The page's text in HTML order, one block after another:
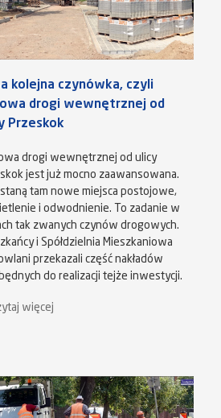
kolejna czynówka, czyli
drogi wewnętrznej od
Przeskok
drogi wewnętrznej od ulicy
jest już mocno zaawansowana.
tam nowe miejsca postojowe,
i odwodnienie. To zadanie w
tak zwanych czynów drogowych.
i Spółdzielnia Mieszkaniowa
przekazali część nakładów
do realizacji tejże inwestycji.
więcej